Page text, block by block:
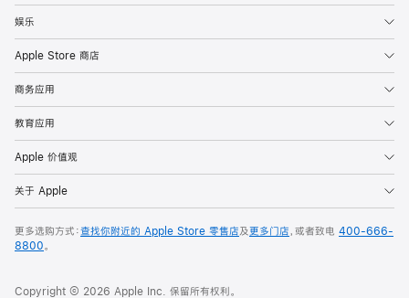
娱乐
Apple Store 商店
商务应用
教育应用
Apple 价值观
关于 Apple
更多选购方式：查找你附近的 Apple Store 零售店及更多门店，或者致电 400-666-
8800。
Copyright © 2026 Apple Inc. 保留所有权利。